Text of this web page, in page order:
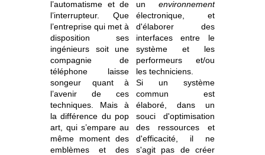
l’automatisme et de
l’interrupteur. Que
l’entreprise qui met à
disposition ses
ingénieurs soit une
compagnie de
téléphone laisse
songeur quant à
l’avenir de ces
techniques. Mais à
la différence du pop
art, qui s’empare au
même moment des
emblèmes et des
un environnement
électronique, et
d'élaborer des
interfaces entre le
système et les
performeurs et/ou
les techniciens.
Si un système
commun est
élaboré, dans un
souci d'optimisation
des ressources et
d'efficacité, il ne
s'agit pas de créer